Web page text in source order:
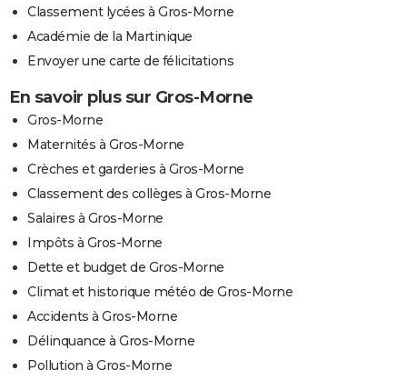
Classement lycées à Gros-Morne
Académie de la Martinique
Envoyer une carte de félicitations
En savoir plus sur Gros-Morne
Gros-Morne
Maternités à Gros-Morne
Crèches et garderies à Gros-Morne
Classement des collèges à Gros-Morne
Salaires à Gros-Morne
Impôts à Gros-Morne
Dette et budget de Gros-Morne
Climat et historique météo de Gros-Morne
Accidents à Gros-Morne
Délinquance à Gros-Morne
Pollution à Gros-Morne